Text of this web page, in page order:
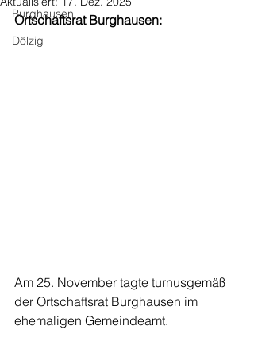
Burghausen
Dölzig
Ortschaftsrat Burghausen:
Am 25. November tagte turnusgemäß
der Ortschaftsrat Burghausen im
ehemaligen Gemeindeamt.